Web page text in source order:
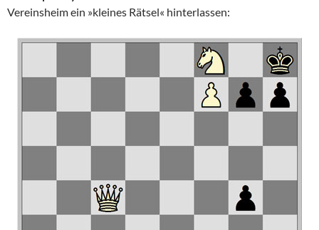
Vereinsheim ein »kleines Rätsel« hinterlassen: